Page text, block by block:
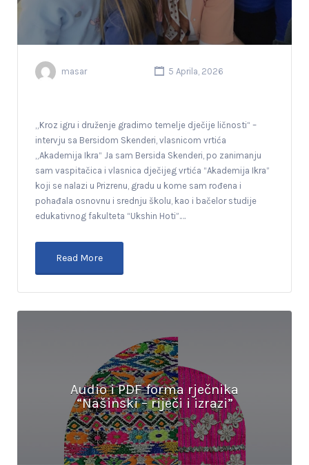
masar 5 Aprila, 2026
„Kroz igru i druženje gradimo temelje dječije ličnosti“ –
intervju sa Bersidom Skenderi, vlasnicom vrtića
„Akademija Ikra“ Ja sam Bersida Skenderi, po zanimanju
sam vaspitačica i vlasnica dječijeg vrtića “Akademija Ikra”
koji se nalazi u Prizrenu, gradu u kome sam rođena i
pohađala osnovnu i srednju školu, kao i bačelor studije
edukativnog fakulteta “Ukshin Hoti”.…
Read More
Audio i PDF forma rječnika
“Našinski – riječi i izrazi”